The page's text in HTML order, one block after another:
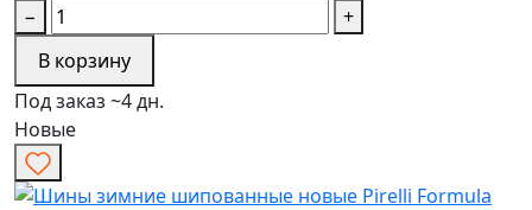
−
+
В корзину
Под заказ ~4 дн.
Новые